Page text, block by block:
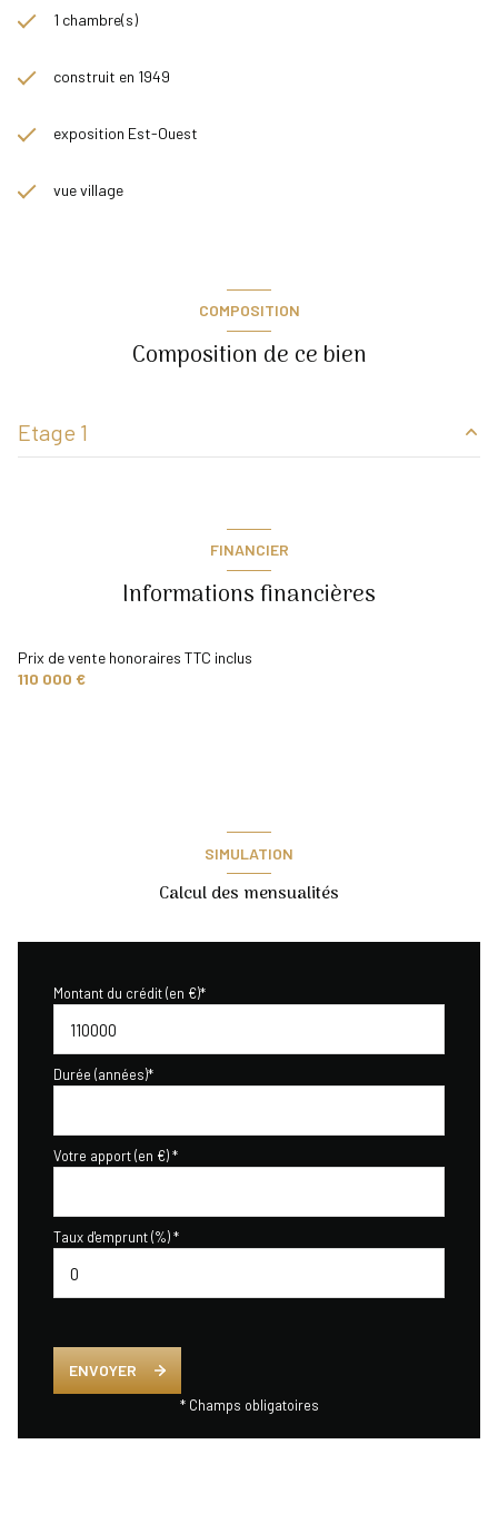
1 chambre(s)
construit en 1949
exposition Est-Ouest
vue village
COMPOSITION
Composition de ce bien
Etage 1
FINANCIER
Informations financières
Prix de vente honoraires TTC inclus
110 000 €
SIMULATION
Calcul des mensualités
Montant du crédit (en €)*
Durée (années)*
Votre apport (en €) *
Taux d'emprunt (%) *
ENVOYER
* Champs obligatoires